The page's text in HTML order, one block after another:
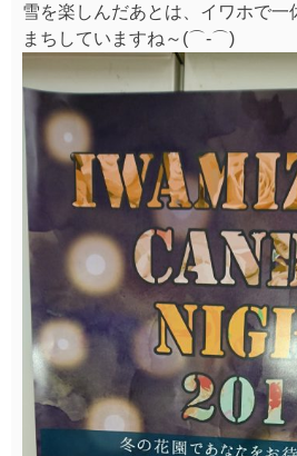
雪を楽しんだあとは、イワホで一
まちしていますね～(⌒‐⌒)